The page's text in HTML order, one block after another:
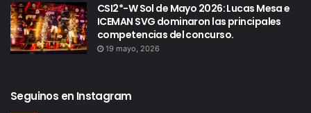
CSI2*-W Sol de Mayo 2026: Lucas Mesa e
ICEMAN SVG dominaron las principales
competencias del concurso.
19 mayo, 2026
Seguinos en Instagram